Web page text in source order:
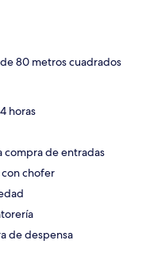
80 metros cuadrados
horas
compra de entradas
con chofer
de despensa